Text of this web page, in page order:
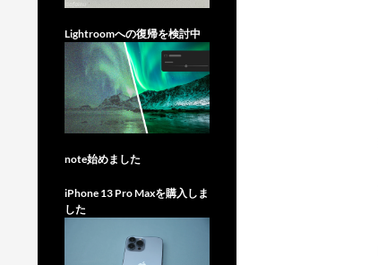
Lightroomへの復帰を検討中
note始めました
iPhone 13 Pro Maxを購入しま
した